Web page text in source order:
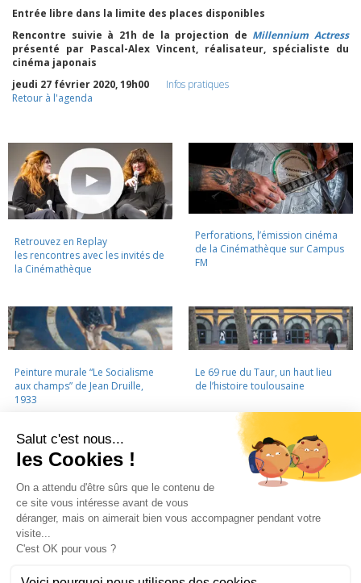
Entrée libre dans la limite des places disponibles
Rencontre suivie à 21h de la projection de Millennium Actress
présenté par Pascal-Alex Vincent, réalisateur, spécialiste du
cinéma japonais
jeudi 27 février 2020, 19h00
Infos pratiques
Retour à l'agenda
Retrouvez en Replay
les rencontres avec les invités de
la Cinémathèque
Perforations, l’émission cinéma
de la Cinémathèque sur Campus
FM
Peinture murale “Le Socialisme
aux champs” de Jean Druille,
1933
Le 69 rue du Taur, un haut lieu
de l’histoire toulousaine
LA CINÉMATHÈQUE · CONTACTS · LETTRE D'INFORMATION ·
MENTIONS LÉGALES